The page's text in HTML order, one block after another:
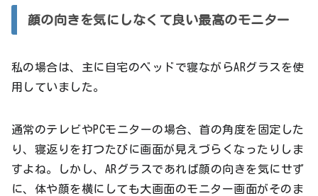
顔の向きを気にしなくて良い最高のモニター
私の場合は、主に自宅のベッドで寝ながらARグラスを使
用していました。
通常のテレビやPCモニターの場合、首の角度を固定した
り、寝返りを打つたびに画面が見えづらくなったりしま
すよね。しかし、ARグラスであれば顔の向きを気にせず
に、体や顔を横にしても大画面のモニター画面がそのま